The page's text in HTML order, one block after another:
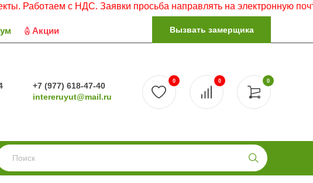
с НДС. Заявки просьба направлять на электронную почту.
Акции Вызвать замерщика
+7 (977) 618-47-40
intereruyut@mail.ru
0
0 0